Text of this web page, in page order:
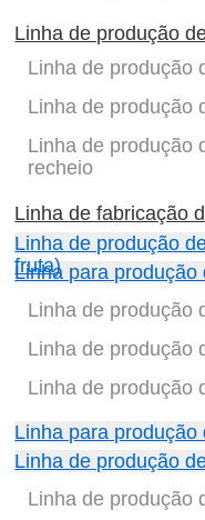
Linha de produção
Linha de produção
Linha de produção
Linha de produção
recheio
Linha de fabricação
Linha de produção
fruta)
Linha para produção
Linha de produção
Linha de produção
Linha de produção
Linha para produção
Linha de produção
Linha de produção